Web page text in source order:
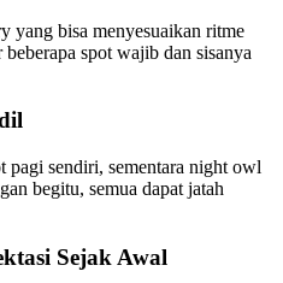
yang bisa menyesuaikan ritme
spot wajib dan sisanya
pagi sendiri, sementara night owl
begitu, semua dapat jatah
Sejak Awal